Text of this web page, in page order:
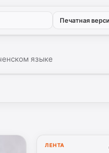
Печатная
языке
ЛЕНТА